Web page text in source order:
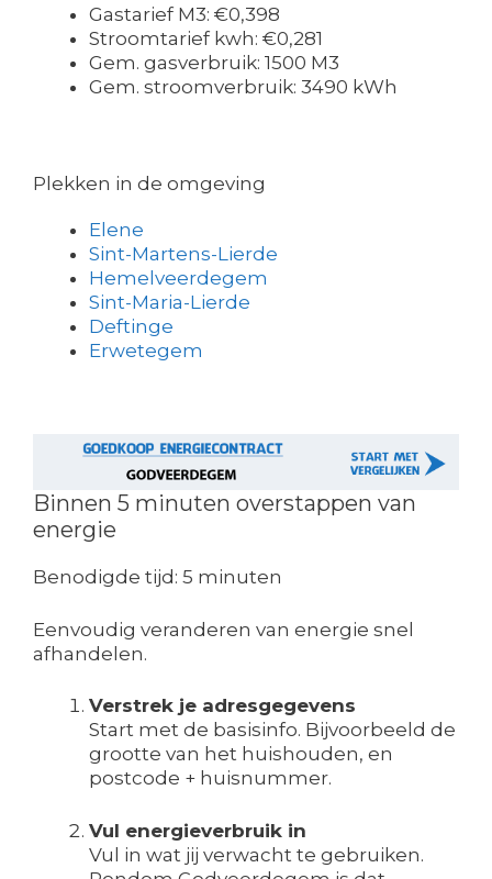
Gastarief M3: €0,398
Stroomtarief kwh: €0,281
Gem. gasverbruik: 1500 M3
Gem. stroomverbruik: 3490 kWh
Plekken in de omgeving
Elene
Sint-Martens-Lierde
Hemelveerdegem
Sint-Maria-Lierde
Deftinge
Erwetegem
Binnen 5 minuten overstappen van
energie
Benodigde tijd: 5 minuten
Eenvoudig veranderen van energie snel
afhandelen.
Verstrek je adresgegevens
Start met de basisinfo. Bijvoorbeeld de
grootte van het huishouden, en
postcode + huisnummer.
Vul energieverbruik in
Vul in wat jij verwacht te gebruiken.